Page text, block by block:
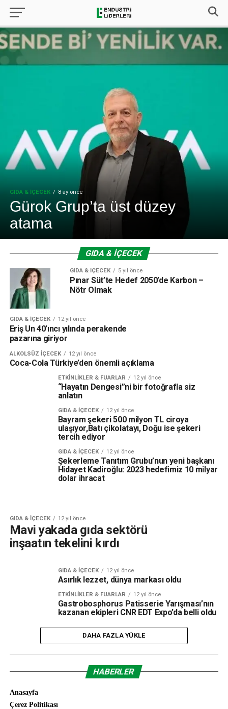
GIDA & İÇECEK 8 ay önce
Gürok Grup’ta üst düzey
atama
GIDA & İÇECEK
GIDA & İÇECEK 5 yıl önce
Pınar Süt’te Hedef 2050’de Karbon –
Nötr Olmak
GIDA & İÇECEK 12 yıl önce
Eriş Un 40’ıncı yılında perakende
pazarına giriyor
ALKOLSÜZ İÇECEK 12 yıl önce
Coca-Cola Türkiye’den önemli açıklama
ETKINLIKLER & FUARLAR 12 yıl önce
“Hayatın Dengesi”ni bir fotoğrafla siz
anlatın
GIDA & İÇECEK 12 yıl önce
Bayram şekeri 500 milyon TL ciroya
ulaşıyor,Batı çikolatayı, Doğu ise şekeri
tercih ediyor
GIDA & İÇECEK 12 yıl önce
Şekerleme Tanıtım Grubu’nun yeni başkanı
Hidayet Kadiroğlu: 2023 hedefimiz 10 milyar
dolar ihracat
GIDA & İÇECEK 12 yıl önce
Mavi yakada gıda sektörü
inşaatın tekelini kırdı
GIDA & İÇECEK 12 yıl önce
Asırlık lezzet, dünya markası oldu
ETKINLIKLER & FUARLAR 12 yıl önce
Gastrobosphorus Patisserie Yarışması’nın
kazanan ekipleri CNR EDT Expo’da belli oldu
DAHA FAZLA YÜKLE
HABERLER
Anasayfa
Çerez Politikası